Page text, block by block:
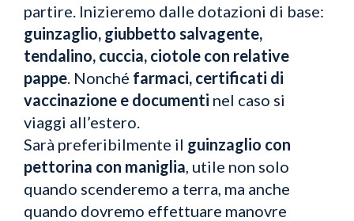
partire. Inizieremo dalle dotazioni di base:
guinzaglio, giubbetto salvagente,
tendalino, cuccia, ciotole con relative
pappe. Nonché farmaci, certificati di
vaccinazione e documenti nel caso si
viaggi all’estero.
Sarà preferibilmente il guinzaglio con
pettorina con maniglia, utile non solo
quando scenderemo a terra, ma anche
quando dovremo effettuare manovre